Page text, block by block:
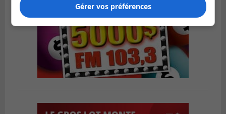
Gérer vos préférences